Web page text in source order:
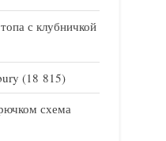
с клубничкой
(18 815)
схема